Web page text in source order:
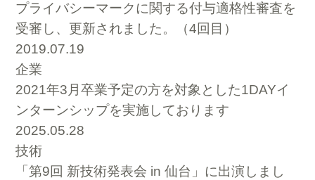
プライバシーマークに関する付与適格性審査を
受審し、更新されました。（4回目）
2019.07.19
企業
2021年3月卒業予定の方を対象とした1DAYイ
ンターンシップを実施しております
2025.05.28
技術
「第9回 新技術発表会 in 仙台」に出演しまし